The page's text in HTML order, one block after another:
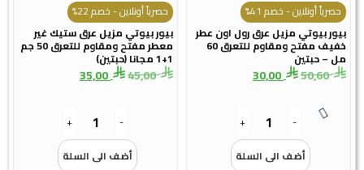
حصرياً أونلاين - خصم 41%
بيور بيوتي مزيل عرق رول اون عطر
خفيف مفتح ومقاوم للتعرق 60
مل – حبتين
50,60
30,00
-
+
أضف الى السلة
حصرياً أونلاين - خصم 22%
بيور بيوتي مزيل عرق ستيك غير
معطر مفتح ومقاوم للتعرق 50 جم
1+1 مجانا (حبتين)
45,00
35,00
-
+
أضف الى السلة